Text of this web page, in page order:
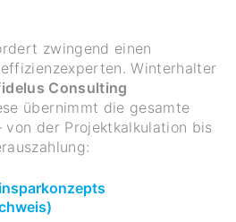
zwingend einen
Winterhalter
Consulting
übernimmt die gesamte
von der Projektkalkulation bis